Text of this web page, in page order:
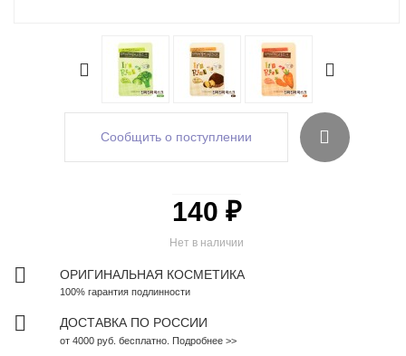
Сообщить о поступлении
Нет в наличии
140 ₽
ОРИГИНАЛЬНАЯ КОСМЕТИКА
100% гарантия подлинности
ДОСТАВКА ПО РОССИИ
от 4000 руб. бесплатно. Подробнее >>